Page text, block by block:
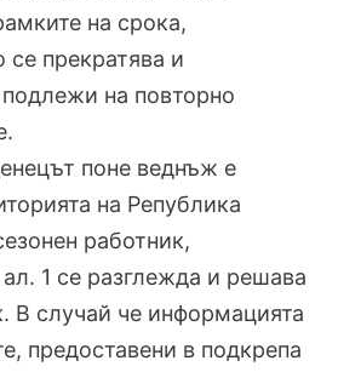
на срока,
се прекратява и
на повторно
поне веднъж е
на Република
работник,
1 се разглежда и решава
В случай че информацията
предоставени в подкрепа